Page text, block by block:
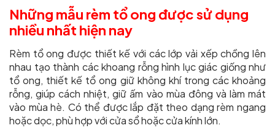
Những mẫu rèm tổ ong được sử dụng
nhiều nhất hiện nay
Rèm tổ ong được thiết kế với các lớp vải xếp chồng lên
nhau tạo thành các khoang rỗng hình lục giác giống như
tổ ong, thiết kế tổ ong giữ không khí trong các khoảng
rỗng, giúp cách nhiệt, giữ ấm vào mùa đông và làm mát
vào mùa hè. Có thể được lắp đặt theo dạng rèm ngang
hoặc dọc, phù hợp với cửa sổ hoặc cửa kính lớn.